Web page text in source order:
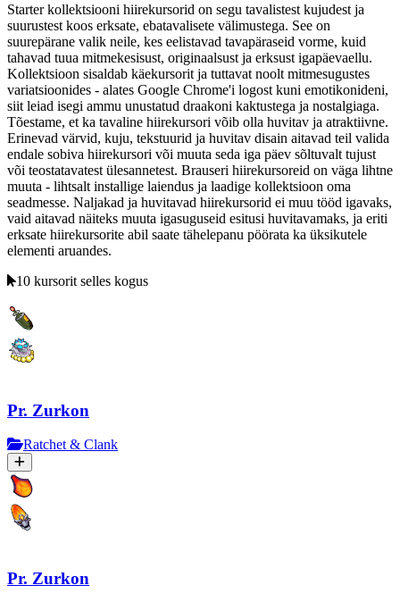
Starter kollektsiooni hiirekursorid on segu tavalistest kujudest ja
suurustest koos erksate, ebatavalisete välimustega. See on
suurepärane valik neile, kes eelistavad tavapäraseid vorme, kuid
tahavad tuua mitmekesisust, originaalsust ja erksust igapäevaellu.
Kollektsioon sisaldab käekursorit ja tuttavat noolt mitmesugustes
variatsioonides - alates Google Chrome'i logost kuni emotikonideni,
siit leiad isegi ammu unustatud draakoni kaktustega ja nostalgiaga.
Tõestame, et ka tavaline hiirekursori võib olla huvitav ja atraktiivne.
Erinevad värvid, kuju, tekstuurid ja huvitav disain aitavad teil valida
endale sobiva hiirekursori või muuta seda iga päev sõltuvalt tujust
või teostatavatest ülesannetest. Brauseri hiirekursoreid on väga lihtne
muuta - lihtsalt installige laiendus ja laadige kollektsioon oma
seadmesse. Naljakad ja huvitavad hiirekursorid ei muu tööd igavaks,
vaid aitavad näiteks muuta igasuguseid esitusi huvitavamaks, ja eriti
erksate hiirekursorite abil saate tähelepanu pöörata ka üksikutele
elementi aruandes.
10 kursorit selles kogus
Pr. Zurkon
Ratchet & Clank
Pr. Zurkon